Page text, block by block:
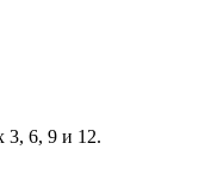
3, 6, 9 и 12.